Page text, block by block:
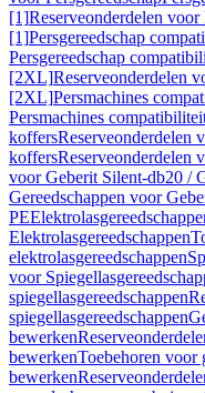
[1]Reserveonderdelen
[1]Persgereedschap
Persgereedschap
[2XL]Reserveonderdelen
[2XL]Persmachines
Persmachines
koffersReserveonderdelen
koffersReserveonderdelen
voor Geberit Silent-db20 /
Gereedschappen voor
PE
Elektrolasgereedschappen
elektrolasgereedschappen
voor
spiegellasgereedschappen
spiegellasgereedschappen
bewerken
bewerkenToebehoren voor
bewerken